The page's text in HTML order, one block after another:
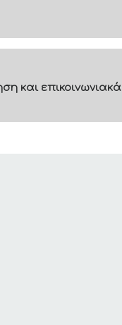
και επικοινωνιακά